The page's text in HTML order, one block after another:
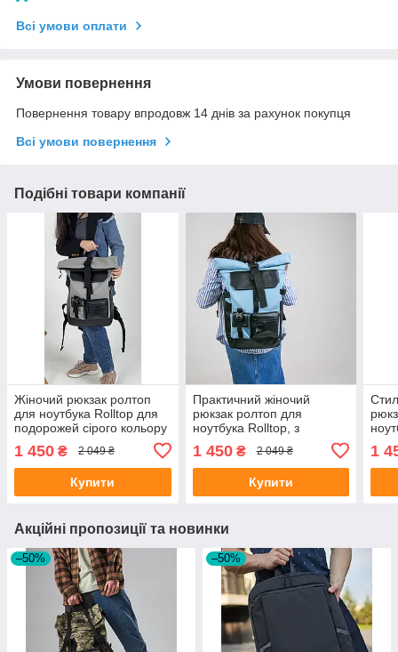
Всі умови оплати
Умови повернення
Повернення товару впродовж 14 днів за рахунок покупця
Всі умови повернення
Подібні товари компанії
Жіночий рюкзак ролтоп
для ноутбука Rolltop для
подорожей сірого кольору
1 450 ₴ 2 049 ₴
Купити
Практичний жіночий
рюкзак ролтоп для
ноутбука Rolltop, з
екошкіри бірюзовий колір
1 450₴ 2 049 ₴
Купити
1
Акційні пропозиції та новинки
–50% –50%